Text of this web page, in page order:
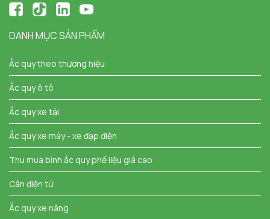
DANH MỤC SẢN PHẨM
Ắc quy theo thương hiệu
Ắc quy ô tô
Ắc quy xe tải
Ắc quy xe máy - xe đạp điện
Thu mua bình ắc quy phế liệu giá cao
Cân điện tử
Ắc quy xe nâng